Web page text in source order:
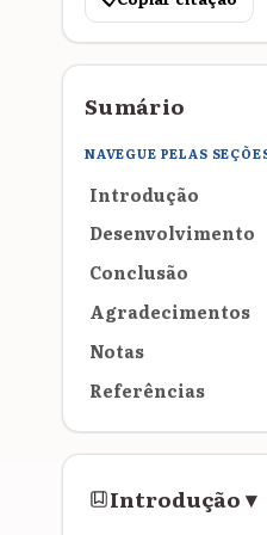
Sumário
NAVEGUE PELAS
Introdução
Desenvolvimento
Conclusão
Agradecimentos
Notas
Referências
Introdução▾